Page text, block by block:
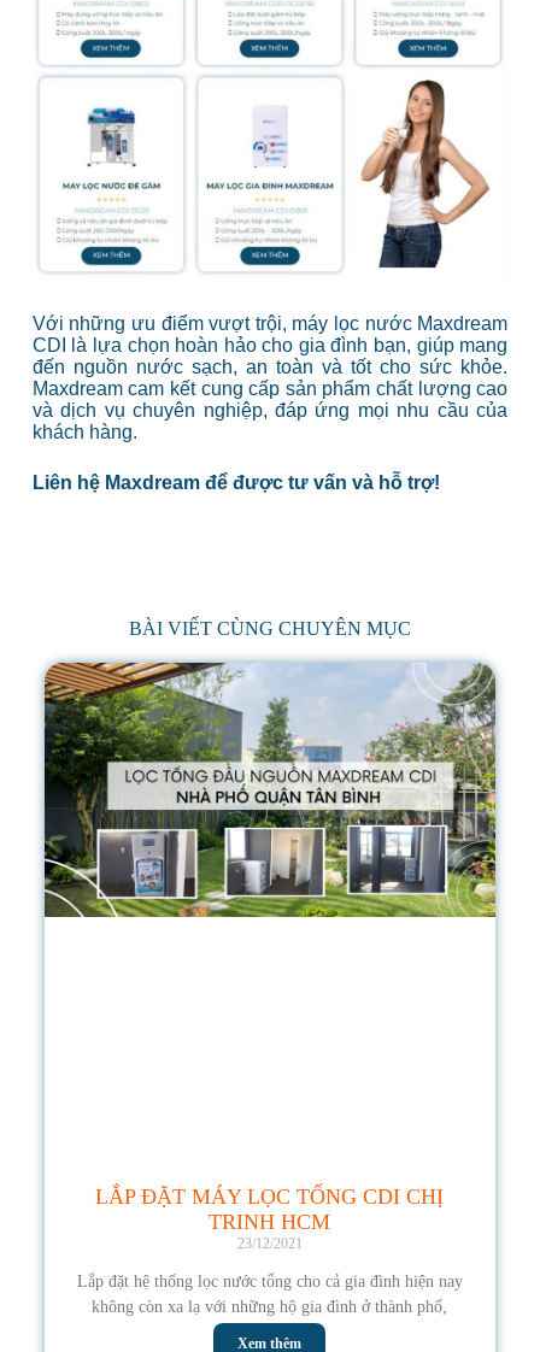
Với những ưu điểm vượt trội, máy lọc nước Maxdream
CDI là lựa chọn hoàn hảo cho gia đình bạn, giúp mang
đến nguồn nước sạch, an toàn và tốt cho sức khỏe.
Maxdream cam kết cung cấp sản phẩm chất lượng cao
và dịch vụ chuyên nghiệp, đáp ứng mọi nhu cầu của
khách hàng.
Liên hệ Maxdream để được tư vấn và hỗ trợ!
BÀI VIẾT CÙNG CHUYÊN MỤC
LẮP ĐẶT MÁY LỌC TỔNG CDI CHỊ
TRINH HCM
23/12/2021
Lắp đặt hệ thống lọc nước tổng cho cả gia đình hiện nay
không còn xa lạ với những hộ gia đình ở thành phố,
Xem thêm